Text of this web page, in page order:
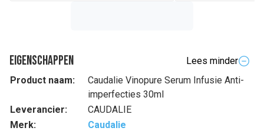
Eigenschappen
Lees minder
Product naam:
Caudalie Vinopure Serum Infusie Anti-
imperfecties 30ml
Leverancier:
CAUDALIE
Merk:
Caudalie